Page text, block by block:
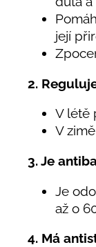
její
2.
V létě
V
3. Je
Je
až o
4. Má